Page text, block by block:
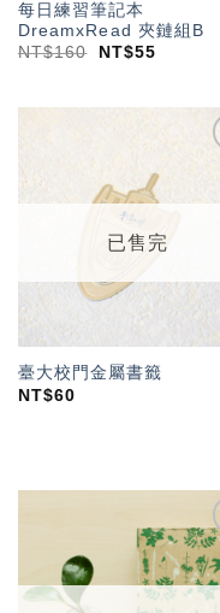
每日練習筆記本
DreamxRead 夾鏈組B
NT$160 NT$55
已售完
臺大校門金屬書籤
NT$60